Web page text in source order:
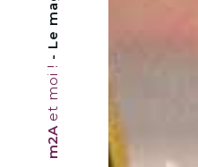
m2A
et moi !